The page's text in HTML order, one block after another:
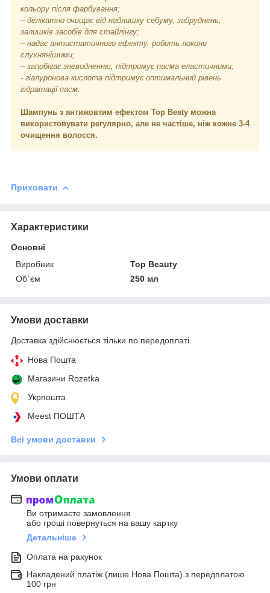
кольору після фарбування;
– делікатно очищає від надлишку себуму, забруднень,
залишків засобів для стайлінгу;
– надає антистатичного ефекту, робить локони
слухнянішими;
– запобігає зневодненню, підтримує пасма еластичними;
- гіалуронова кислота підтримує оптимальний рівень
гідратації пасм.
Шампунь з антижовтим ефектом Top Beaty можна
використовувати регулярно, але не частіше, ніж кожне 3-4
очищення волосся.
Приховати
Характеристики
Основні
Виробник
Top Beauty
Об`єм
250 мл
Умови доставки
Доставка здійснюється тільки по передоплаті.
Нова Пошта
Магазини Rozetka
Укрпошта
Meest ПОШТА
Всі умови доставки
Умови оплати
Ви отримаєте замовлення
або гроші повернуться на вашу картку
Детальніше
Оплата на рахунок
Накладений платіж (лише Нова Пошта) з передплатою
100 грн